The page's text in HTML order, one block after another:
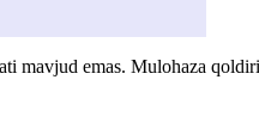
mavjud emas. Mulohaza